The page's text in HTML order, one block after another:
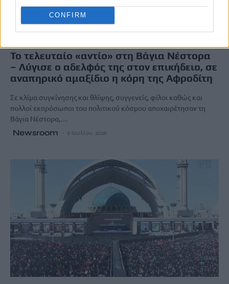
CONFIRM
Το τελευταίο «αντίο» στη Βάγια Νέστορα
– Λύγισε ο αδελφός της στον επικήδειο, σε
αναπηρικό αμαξίδιο η κόρη της Αφροδίτη
Σε κλίμα συγκίνησης και θλίψης, συγγενείς, φίλοι καθώς και
πολλοί εκπρόσωποι του πολιτικού κόσμου αποχαιρέτησαν τη
Βάγια Νέστορα,…
Newsroom 9 Ιουλίου, 2026